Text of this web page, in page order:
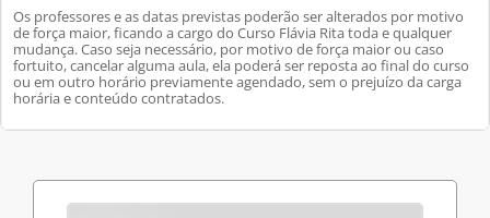
Os professores e as datas previstas poderão ser alterados por motivo
de força maior, ficando a cargo do Curso Flávia Rita toda e qualquer
mudança. Caso seja necessário, por motivo de força maior ou caso
fortuito, cancelar alguma aula, ela poderá ser reposta ao final do curso
ou em outro horário previamente agendado, sem o prejuízo da carga
horária e conteúdo contratados.